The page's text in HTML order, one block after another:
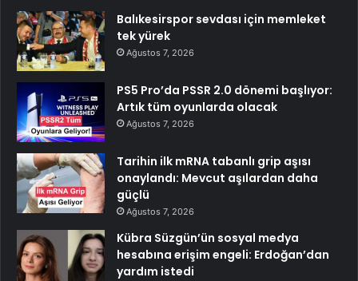
Balıkesirspor sevdası için memleket
tek yürek
Ağustos 7, 2026
PS5 Pro’da PSSR 2.0 dönemi başlıyor:
Artık tüm oyunlarda olacak
Ağustos 7, 2026
Tarihin ilk mRNA tabanlı grip aşısı
onaylandı: Mevcut aşılardan daha
güçlü
Ağustos 7, 2026
Kübra Süzgün’ün sosyal medya
hesabına erişim engeli: Erdoğan’dan
yardım istedi